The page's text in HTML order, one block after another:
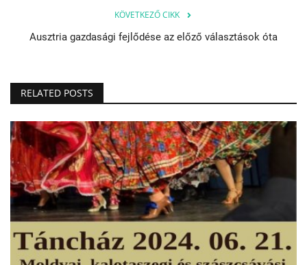
KÖVETKEZŐ CIKK
Ausztria gazdasági fejlődése az előző választások óta
RELATED POSTS